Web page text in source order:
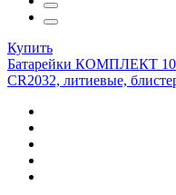
Купить
Батарейки КОМПЛЕКТ
CR2032, литиевые,